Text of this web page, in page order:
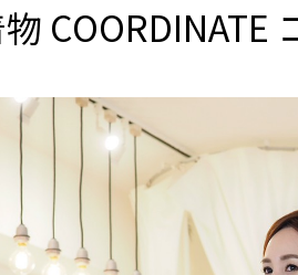
COORDINATE